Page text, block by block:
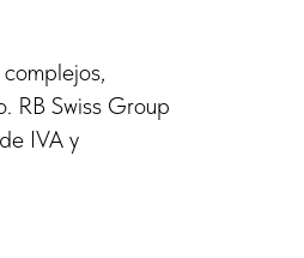
RB Swiss Group
IVA y